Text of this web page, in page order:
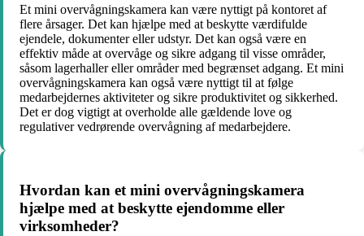
Et mini overvågningskamera kan være nyttigt på kontoret af
flere årsager. Det kan hjælpe med at beskytte værdifulde
ejendele, dokumenter eller udstyr. Det kan også være en
effektiv måde at overvåge og sikre adgang til visse områder,
såsom lagerhaller eller områder med begrænset adgang. Et mini
overvågningskamera kan også være nyttigt til at følge
medarbejdernes aktiviteter og sikre produktivitet og sikkerhed.
Det er dog vigtigt at overholde alle gældende love og
regulativer vedrørende overvågning af medarbejdere.
Hvordan kan et mini overvågningskamera
hjælpe med at beskytte ejendomme eller
virksomheder?